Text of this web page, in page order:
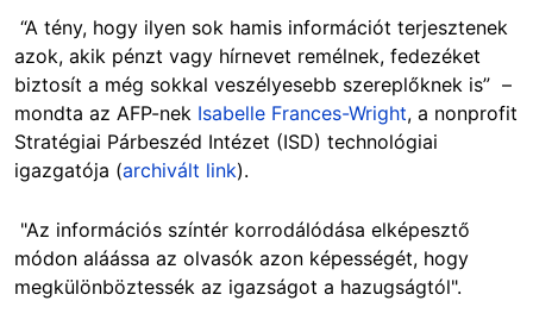
“A tény, hogy ilyen sok hamis információt terjesztenek
azok, akik pénzt vagy hírnevet remélnek, fedezéket
biztosít a még sokkal veszélyesebb szereplőknek is” –
mondta az AFP-nek Isabelle Frances-Wright, a nonprofit
Stratégiai Párbeszéd Intézet (ISD) technológiai
igazgatója (archivált link).
"Az információs színtér korrodálódása elképesztő
módon aláássa az olvasók azon képességét, hogy
megkülönböztessék az igazságot a hazugságtól".